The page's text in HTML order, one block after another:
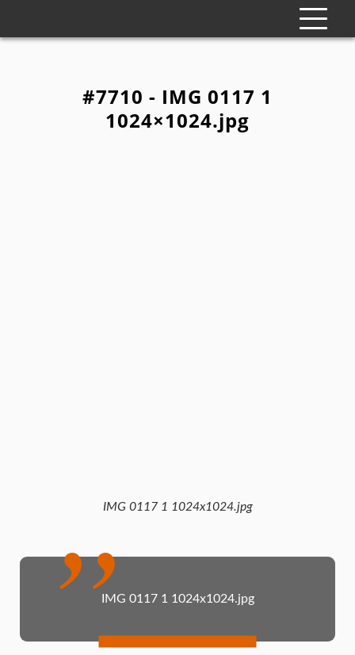
#7710 - IMG 0117 1
1024×1024.jpg
IMG 0117 1 1024x1024.jpg
IMG 0117 1 1024x1024.jpg